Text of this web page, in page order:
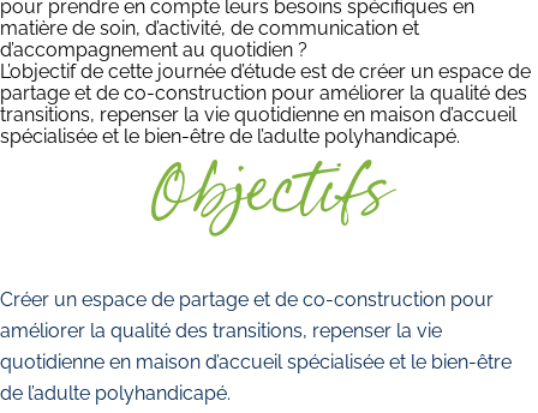
pour prendre en compte leurs besoins spécifiques en
matière de soin, d’activité, de communication et
d’accompagnement au quotidien ?
L’objectif de cette journée d’étude est de créer un espace de
partage et de co-construction pour améliorer la qualité des
transitions, repenser la vie quotidienne en maison d’accueil
spécialisée et le bien-être de l’adulte polyhandicapé.
Objectifs
Créer un espace de partage et de co-construction pour
améliorer la qualité des transitions, repenser la vie
quotidienne en maison d’accueil spécialisée et le bien-être
de l’adulte polyhandicapé.